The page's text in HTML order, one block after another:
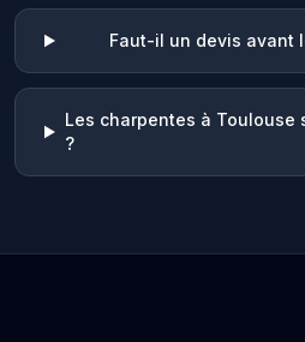
Faut-il un devis avant
Les charpentes à
?